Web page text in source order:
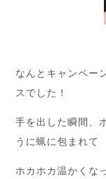
なんとキャンペー
スでした！
手を出した瞬間、
うに蝋に包まれて
ホカホカ温かくな